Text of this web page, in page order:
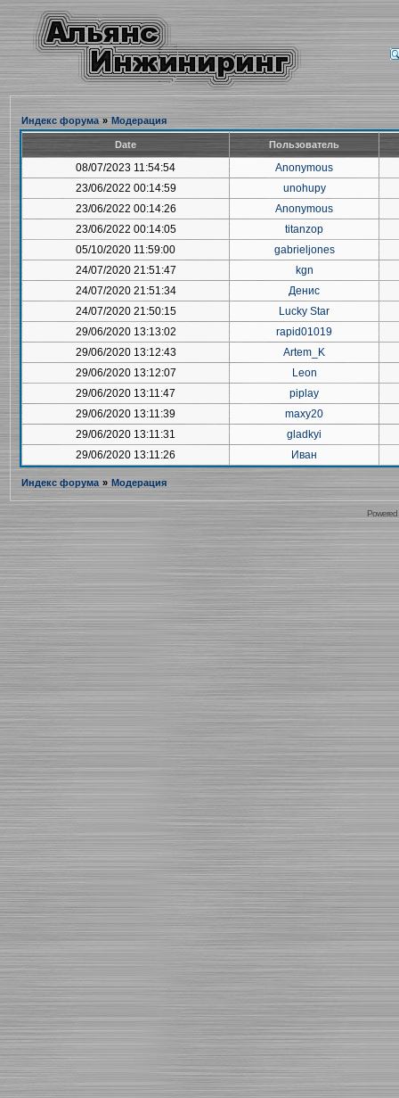
Индекс форума » Модерация
Date Пользователь
08/07/2023 11:54:54
Anonymous
23/06/2022 00:14:59
unohupy
23/06/2022 00:14:26
Anonymous
23/06/2022 00:14:05
titanzop
05/10/2020 11:59:00
gabrieljones
24/07/2020 21:51:47
kgn
24/07/2020 21:51:34
Денис
24/07/2020 21:50:15
Lucky Star
29/06/2020 13:13:02
rapid01019
29/06/2020 13:12:43
Artem_K
29/06/2020 13:12:07
Leon
29/06/2020 13:11:47
piplay
29/06/2020 13:11:39
maxy20
29/06/2020 13:11:31
gladkyi
29/06/2020 13:11:26
Иван
Индекс форума » Модерация